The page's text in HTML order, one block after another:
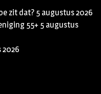
zit dat? 5 augustus 2026
55+ 5 augustus
2026